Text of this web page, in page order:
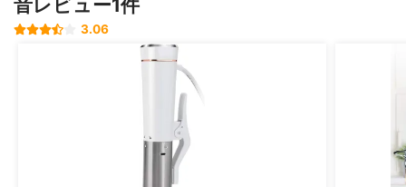
音レビュー1件
3.06